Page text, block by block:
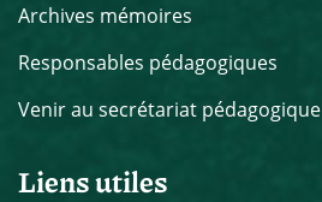
Archives mémoires
Responsables pédagogiques
Venir au secrétariat pédagogique
Liens utiles